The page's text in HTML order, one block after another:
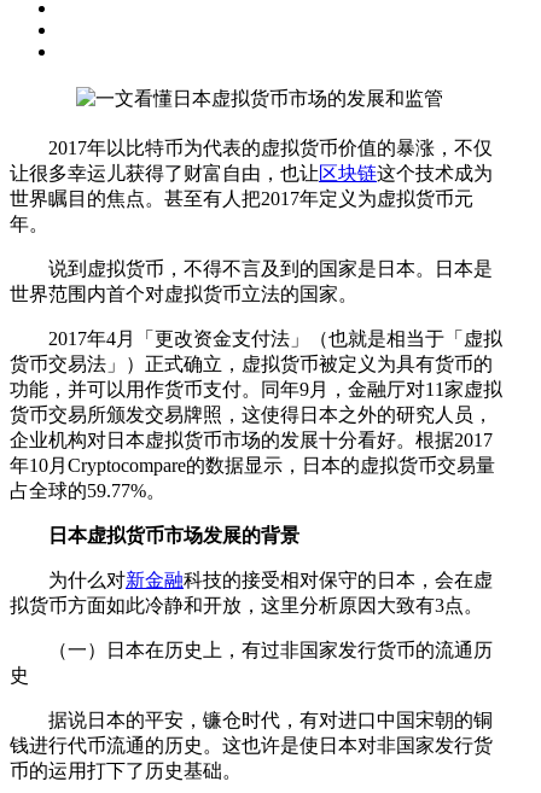
2017年以比特币为代表的虚拟货币价值的暴涨，不仅
让很多幸运儿获得了财富自由，也让区块链这个技术成为
世界瞩目的焦点。甚至有人把2017年定义为虚拟货币元
年。
说到虚拟货币，不得不言及到的国家是日本。日本是
世界范围内首个对虚拟货币立法的国家。
2017年4月「更改资金支付法」（也就是相当于「虚拟
货币交易法」）正式确立，虚拟货币被定义为具有货币的
功能，并可以用作货币支付。同年9月，金融厅对11家虚拟
货币交易所颁发交易牌照，这使得日本之外的研究人员，
企业机构对日本虚拟货币市场的发展十分看好。根据2017
年10月Cryptocompare的数据显示，日本的虚拟货币交易量
占全球的59.77%。
日本虚拟货币市场发展的背景
为什么对新金融科技的接受相对保守的日本，会在虚
拟货币方面如此冷静和开放，这里分析原因大致有3点。
（一）日本在历史上，有过非国家发行货币的流通历
史
据说日本的平安，镰仓时代，有对进口中国宋朝的铜
钱进行代币流通的历史。这也许是使日本对非国家发行货
币的运用打下了历史基础。